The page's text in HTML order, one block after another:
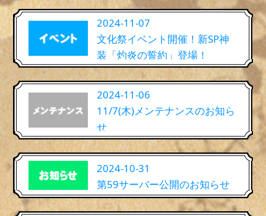
2024-11-07
文化祭イベント開催！新SP神
装「灼炎の誓約」登場！
2024-11-06
11/7(木)メンテナンスのお知ら
せ
2024-10-31
第59サーバー公開のお知らせ